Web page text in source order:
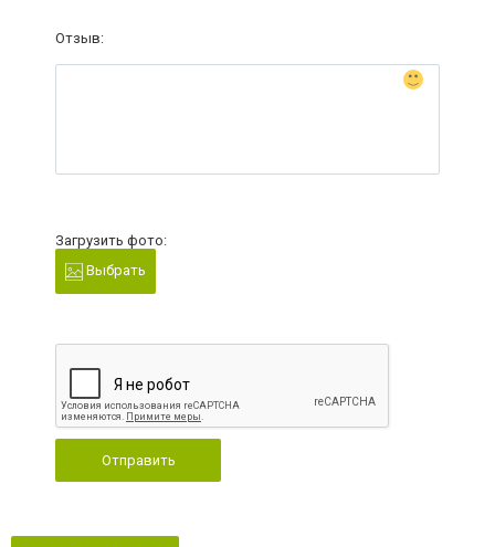
Отзыв:
Загрузить фото:
Выбрать
Отправить